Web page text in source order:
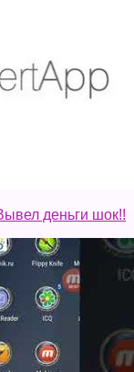
деньги шок!!